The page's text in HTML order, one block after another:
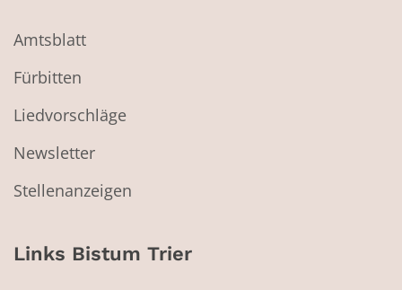
Amtsblatt
Fürbitten
Liedvorschläge
Newsletter
Stellenanzeigen
Links Bistum Trier